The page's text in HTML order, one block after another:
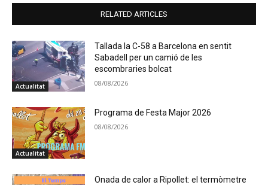
RELATED ARTICLES
Actualitat
Tallada la C-58 a Barcelona en sentit
Sabadell per un camió de les
escombraries bolcat
08/08/2026
Actualitat
Programa de Festa Major 2026
08/08/2026
Onada de calor a Ripollet: el termòmetre